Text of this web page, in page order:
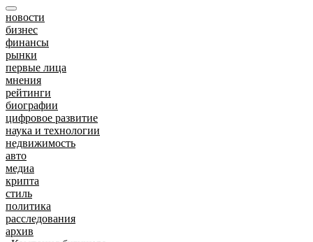
новости
бизнес
финансы
рынки
первые лица
мнения
рейтинги
биографии
цифровое развитие
наука и технологии
недвижимость
авто
медиа
крипта
стиль
политика
расследования
архив